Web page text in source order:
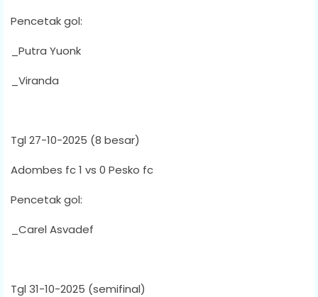
Pencetak gol:
_Putra Yuonk
_Viranda
Tgl 27-10-2025 (8 besar)
Adombes fc 1 vs 0 Pesko fc
Pencetak gol:
_Carel Asvadef
Tgl 31-10-2025 (semifinal)